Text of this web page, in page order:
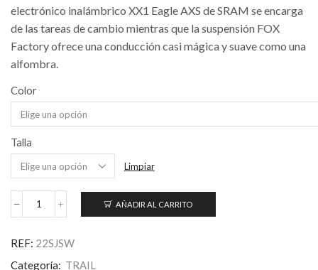
electrónico inalámbrico XX1 Eagle AXS de SRAM se encarga
de las tareas de cambio mientras que la suspensión FOX
Factory ofrece una conducción casi mágica y suave como una
alfombra.
Color
Talla
Limpiar
S-
cantidad
AÑADIR AL CARRITO
REF: 22SJSW
Categoría: TRAIL